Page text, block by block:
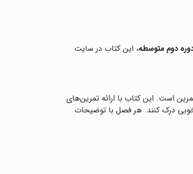
دوم متوسطه، این کتاب در سایت
است. این کتاب با ارائه تمرین‌های
خوبی درک کنند. هر فصل با توضیحات